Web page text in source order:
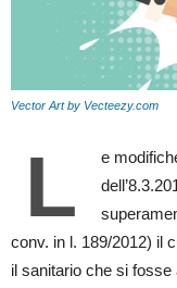
Vector Art by Vecteezy.com
L
e
conv. in l. 189/2012) il
il sanitario che si fosse